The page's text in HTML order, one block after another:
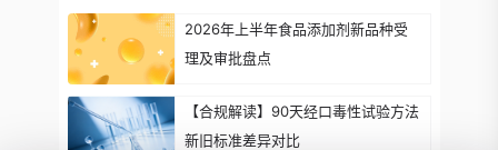
2026年上半年食品添加剂新品种受
理及审批盘点
【合规解读】90天经口毒性试验方法
新旧标准差异对比